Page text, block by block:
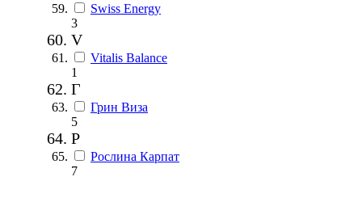
Swiss Energy
3
V
Vitalis Balance
1
Г
Грин Виза
5
Р
Рослина Карпат
7